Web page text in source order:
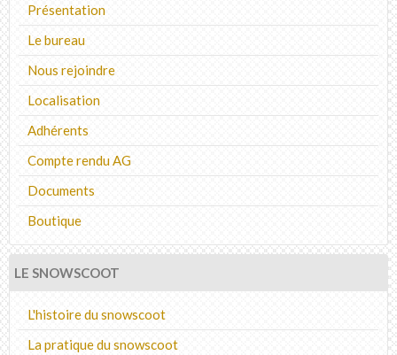
Présentation
Le bureau
Nous rejoindre
Localisation
Adhérents
Compte rendu AG
Documents
Boutique
LE SNOWSCOOT
L'histoire du snowscoot
La pratique du snowscoot